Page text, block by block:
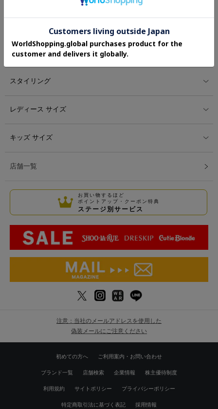
ランキング
スタイリング
レディース サイズ
キッズ サイズ
店舗一覧
お買い物するほど
ポイントアップ・クーポン特典
ステージ別サービス
注意：当社のメールアドレスを使用した
偽装メールにご注意ください
初めての方へ ご利用案内・お問い合わせ
ブランド一覧 店舗検索 企業情報 株主優待制度
利用規約 サイトポリシー プライバシーポリシー
特定商取引法に基づく表記 採用情報